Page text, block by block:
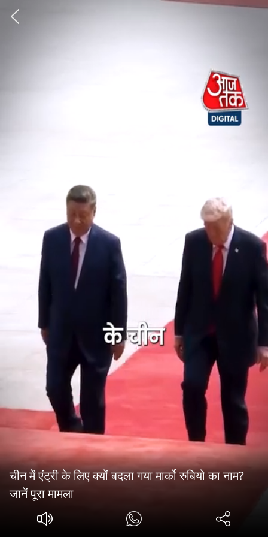
चीन में एंट्री के लिए क्यों बदला गया मार्को रुबियो का नाम?
जानें पूरा मामला